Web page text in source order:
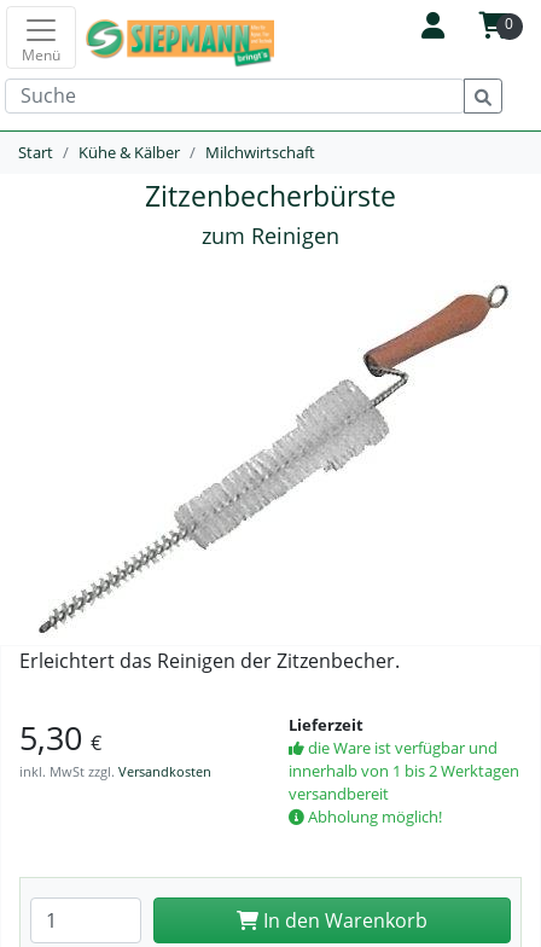
0
Menü
Start Kühe & Kälber Milchwirtschaft
Zitzenbecherbürste
zum Reinigen
Erleichtert das Reinigen der Zitzenbecher.
5,30 €
inkl. MwSt zzgl. Versandkosten
Lieferzeit
die Ware ist verfügbar und
innerhalb von 1 bis 2 Werktagen
versandbereit
Abholung möglich!
Anzahl eingeben In den Warenkorb